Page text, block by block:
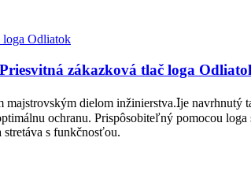
zákazková tlač loga
dielom inžinierstva.Ije navrhnutý
ochranu. Prispôsobiteľný pomocou loga
s funkčnosťou.